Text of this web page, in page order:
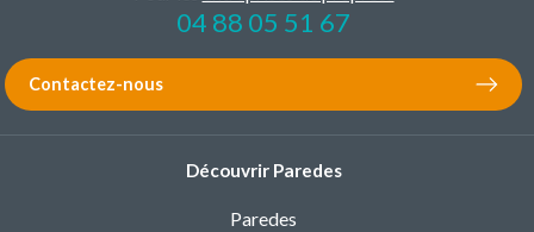
04 88 05 51 67
Contactez-nous
Découvrir Paredes
Paredes